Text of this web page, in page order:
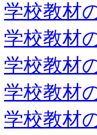
学校教材
学校教材
学校教材
学校教材
学校教材